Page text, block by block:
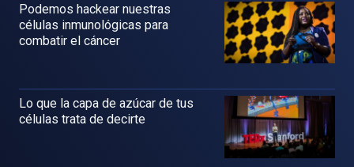
Podemos hackear nuestras
células inmunológicas para
combatir el cáncer
Lo que la capa de azúcar de tus
células trata de decirte